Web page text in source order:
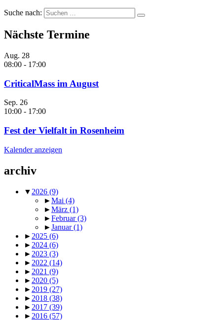
Suche nach:
Nächste Termine
Aug. 28
08:00 - 17:00
CriticalMass im August
Sep. 26
10:00 - 17:00
Fest der Vielfalt in Rosenheim
Kalender anzeigen
archiv
▼ 2026 (9)
►Mai (4)
►März (1)
►Februar(3)
►Januar(1)
► 2025 (6)
► 2024 (6)
► 2023 (3)
► 2022 (14)
► 2021 (9)
► 2020 (5)
► 2019 (27)
► 2018 (38)
► 2017 (39)
► 2016 (57)